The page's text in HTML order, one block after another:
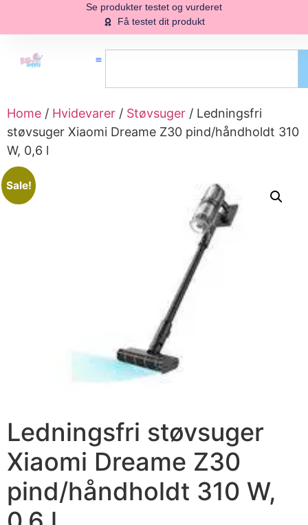
Se produkter testet og vurderet
Få testet dit produkt
Home / Hvidevarer / Støvsuger / Ledningsfri
støvsuger Xiaomi Dreame Z30 pind/håndholdt 310
W, 0,6 l
Sale!
Ledningsfri støvsuger
Xiaomi Dreame Z30
pind/håndholdt 310 W,